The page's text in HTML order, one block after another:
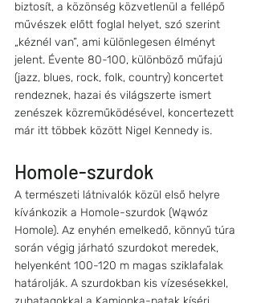
biztosít, a közönség közvetlenül a fellépő
művészek előtt foglal helyet, szó szerint
„kéznél van”, ami különlegesen élményt
jelent. Évente 80-100, különböző műfajú
(jazz, blues, rock, folk, country) koncertet
rendeznek, hazai és világszerte ismert
zenészek közreműködésével, koncertezett
már itt többek között Nigel Kennedy is.
Homole-szurdok
A természeti látnivalók közül első helyre
kívánkozik a Homole-szurdok (Wąwóz
Homole). Az enyhén emelkedő, könnyű túra
során végig járható szurdokot meredek,
helyenként 100-120 m magas sziklafalak
határolják. A szurdokban kis vízesésekkel,